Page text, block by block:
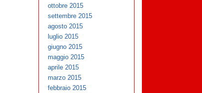
ottobre 2015
settembre 2015
agosto 2015
luglio 2015
giugno 2015
maggio 2015
aprile 2015
marzo 2015
febbraio 2015